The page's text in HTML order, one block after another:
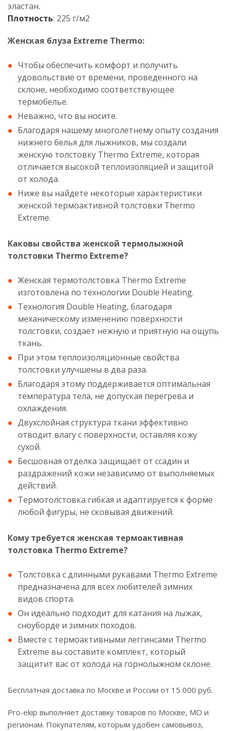
эластан.
Плотность: 225 г/м2
Женская блуза Extreme Thermo:
Чтобы обеспечить комфорт и получить
удовольствие от времени, проведенного на
склоне, необходимо соответствующее
термобелье.
Неважно, что вы носите.
Благодаря нашему многолетнему опыту создания
нижнего белья для лыжников, мы создали
женскую толстовку Thermo Extreme, которая
отличается высокой теплоизоляцией и защитой
от холода.
Ниже вы найдете некоторые характеристики
женской термоактивной толстовки Thermo
Extreme.
Каковы свойства женской термолыжной
толстовки Thermo Extreme?
Женская термотолстовка Thermo Extreme
изготовлена ​​по технологии Double Heating.
Технология Double Heating, благодаря
механическому изменению поверхности
толстовки, создает нежную и приятную на ощупь
ткань.
При этом теплоизоляционные свойства
толстовки улучшены в два раза.
Благодаря этому поддерживается оптимальная
температура тела, не допуская перегрева и
охлаждения.
Двухслойная структура ткани эффективно
отводит влагу с поверхности, оставляя кожу
сухой.
Бесшовная отделка защищает от ссадин и
раздражений кожи независимо от выполняемых
действий.
Термотолстовка гибкая и адаптируется к форме
любой фигуры, не сковывая движений.
Кому требуется женская термоактивная
толстовка Thermo Extreme?
Толстовка с длинными рукавами Thermo Extreme
предназначена для всех любителей зимних
видов спорта.
Он идеально подходит для катания на лыжах,
сноуборде и зимних походов.
Вместе с термоактивными леггинсами Thermo
Extreme вы составите комплект, который
защитит вас от холода на горнолыжном склоне.
Бесплатная доставка по Москве и России от 15 000 руб.
Pro-ekip выполняет доставку товаров по Москве, МО и
регионам. Покупателям, которым удобен самовывоз,